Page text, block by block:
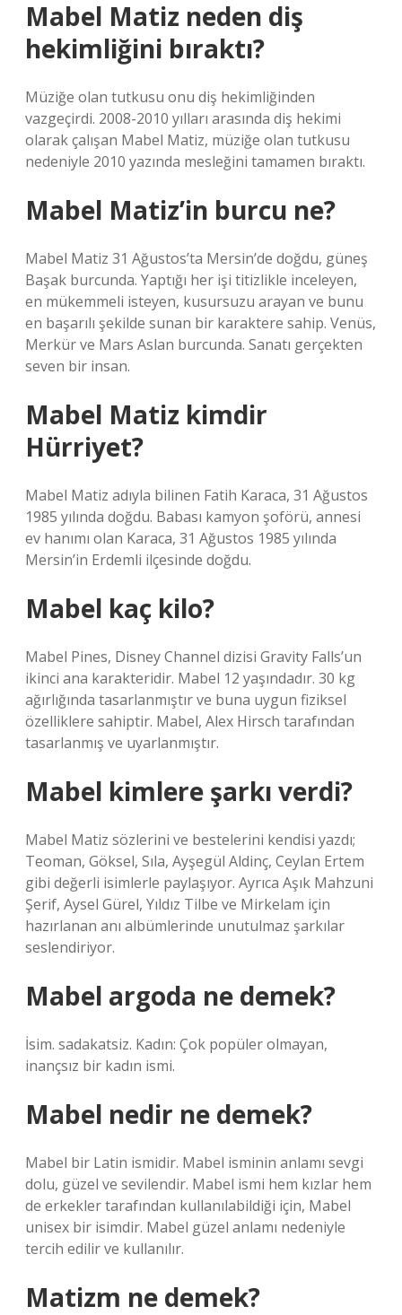
Mabel Matiz neden diş
hekimliğini bıraktı?
Müziğe olan tutkusu onu diş hekimliğinden
vazgeçirdi. 2008-2010 yılları arasında diş hekimi
olarak çalışan Mabel Matiz, müziğe olan tutkusu
nedeniyle 2010 yazında mesleğini tamamen bıraktı.
Mabel Matiz’in burcu ne?
Mabel Matiz 31 Ağustos’ta Mersin’de doğdu, güneş
Başak burcunda. Yaptığı her işi titizlikle inceleyen,
en mükemmeli isteyen, kusursuzu arayan ve bunu
en başarılı şekilde sunan bir karaktere sahip. Venüs,
Merkür ve Mars Aslan burcunda. Sanatı gerçekten
seven bir insan.
Mabel Matiz kimdir
Hürriyet?
Mabel Matiz adıyla bilinen Fatih Karaca, 31 Ağustos
1985 yılında doğdu. Babası kamyon şoförü, annesi
ev hanımı olan Karaca, 31 Ağustos 1985 yılında
Mersin’in Erdemli ilçesinde doğdu.
Mabel kaç kilo?
Mabel Pines, Disney Channel dizisi Gravity Falls’un
ikinci ana karakteridir. Mabel 12 yaşındadır. 30 kg
ağırlığında tasarlanmıştır ve buna uygun fiziksel
özelliklere sahiptir. Mabel, Alex Hirsch tarafından
tasarlanmış ve uyarlanmıştır.
Mabel kimlere şarkı verdi?
Mabel Matiz sözlerini ve bestelerini kendisi yazdı;
Teoman, Göksel, Sıla, Ayşegül Aldinç, Ceylan Ertem
gibi değerli isimlerle paylaşıyor. Ayrıca Aşık Mahzuni
Şerif, Aysel Gürel, Yıldız Tilbe ve Mirkelam için
hazırlanan anı albümlerinde unutulmaz şarkılar
seslendiriyor.
Mabel argoda ne demek?
İsim. sadakatsiz. Kadın: Çok popüler olmayan,
inançsız bir kadın ismi.
Mabel nedir ne demek?
Mabel bir Latin ismidir. Mabel isminin anlamı sevgi
dolu, güzel ve sevilendir. Mabel ismi hem kızlar hem
de erkekler tarafından kullanılabildiği için, Mabel
unisex bir isimdir. Mabel güzel anlamı nedeniyle
tercih edilir ve kullanılır.
Matizm ne demek?